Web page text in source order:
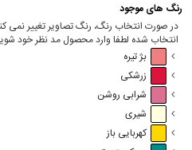
رنگ های موجود
در صورت انتخاب رنگ، رنگ تصاویر تغییر
انتخاب شده لطفا وارد محصول مد نظر خود
بژ تیره
زرشکی
شرابی روشن
شیری
کهربایی باز